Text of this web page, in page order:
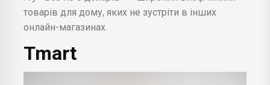
товарів для дому, яких не зустріти в інших
онлайн-магазинах.
Tmart